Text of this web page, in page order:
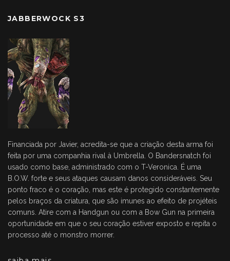
JABBERWOCK S3
Financiada por Javier, acredita-se que a criação desta arma foi
feita por uma companhia rival à Umbrella. O Bandersnatch foi
usado como base, administrado com o T-Veronica. É uma
B.O.W. forte e seus ataques causam danos consideráveis. Seu
ponto fraco é o coração, mas este é protegido constantemente
pelos braços da criatura, que são imunes ao efeito de projéteis
comuns. Atire com a Handgun ou com a Bow Gun na primeira
oportunidade em que o seu coração estiver exposto e repita o
processo até o monstro morrer.